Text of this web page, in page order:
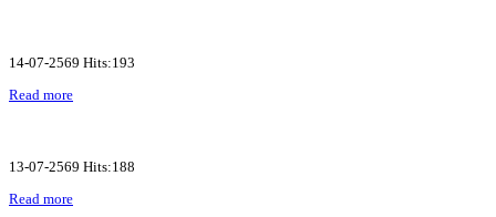
14-07-2569 Hits:193
Read more
13-07-2569 Hits:188
Read more